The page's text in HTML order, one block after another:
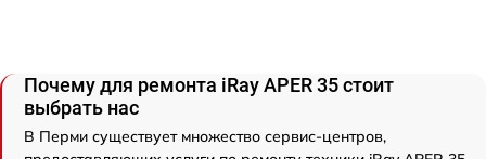
Почему для ремонта iRay APER 35 стоит
выбрать нас
В Перми существует множество сервис-центров,